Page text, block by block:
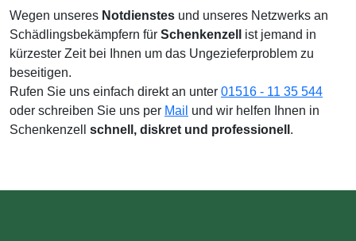
Wegen unseres Notdienstes und unseres Netzwerks an
Schädlingsbekämpfern für Schenkenzell
ist jemand in
kürzester Zeit bei Ihnen um das Ungezieferproblem zu
beseitigen.
Rufen Sie uns einfach direkt an unter 01516 - 11 35 544
oder schreiben Sie uns per Mail und wir helfen Ihnen in
Schenkenzell schnell, diskret und professionell .